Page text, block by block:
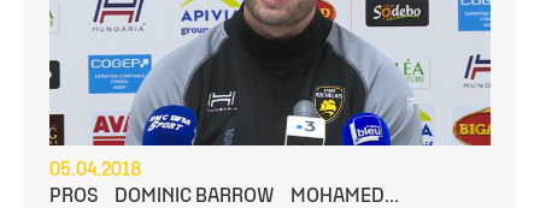
05.04.2018
PROS
DOMINIC BARROW MOHAMED...